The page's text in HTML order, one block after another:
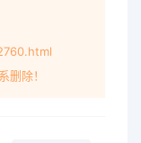
删除！